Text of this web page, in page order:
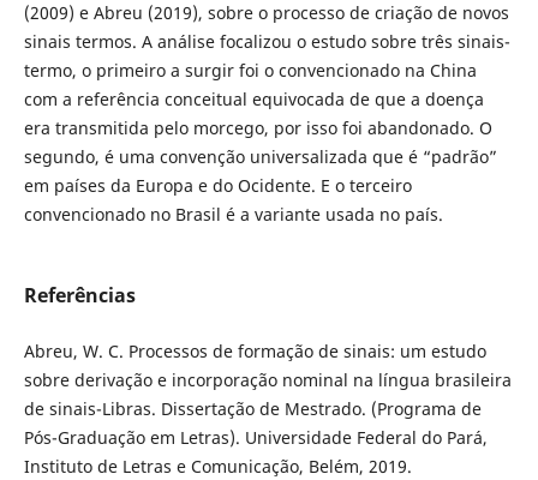
(2009) e Abreu (2019), sobre o processo de criação de novos
sinais termos. A análise focalizou o estudo sobre três sinais-
termo, o primeiro a surgir foi o convencionado na China
com a referência conceitual equivocada de que a doença
era transmitida pelo morcego, por isso foi abandonado. O
segundo, é uma convenção universalizada que é “padrão”
em países da Europa e do Ocidente. E o terceiro
convencionado no Brasil é a variante usada no país.
Referências
Abreu, W. C. Processos de formação de sinais: um estudo
sobre derivação e incorporação nominal na língua brasileira
de sinais-Libras. Dissertação de Mestrado. (Programa de
Pós-Graduação em Letras). Universidade Federal do Pará,
Instituto de Letras e Comunicação, Belém, 2019.